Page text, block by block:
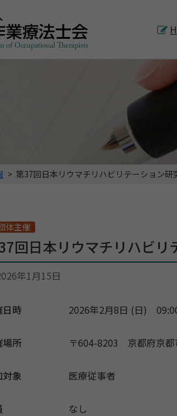
> 第37回日本リウマチリハビリテーション研
体主催
回日本リウマチリハビリ
年1月15日
日時 2026年2月8日 (日)
場所 〒604-8203 京都府京
対象 医療従事者
なし